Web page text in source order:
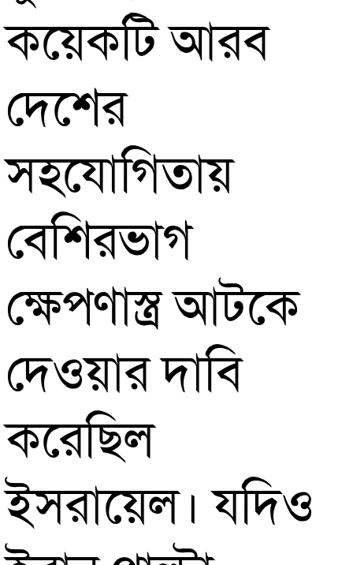
কয়েকটি আরব
দেশের
সহযোগিতায়
বেশিরভাগ
ক্ষেপণাস্ত্র আটকে
দেওয়ার দাবি
করেছিল
ইসরায়েল। যদিও